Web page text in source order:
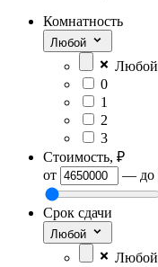
Комнатность
Любой
Любой
0
1
2
3
Стоимость, ₽
от
— до
Срок сдачи
Любой
Любой